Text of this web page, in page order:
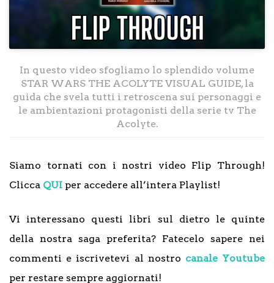
In questo video sfogliamo lo splendido volume
STAR WARS THE ACOLYTE VISUAL GUIDE, la
guida che svela tutti i retroscena sui personaggi e
le ambientazioni protagonisti della serie tv The
Acolyte.
Siamo tornati con i nostri video Flip Through!
Clicca QUI per accedere all’intera Playlist!
Vi interessano questi libri sul dietro le quinte
della nostra saga preferita? Fatecelo sapere nei
commenti e iscrivetevi al nostro canale Youtube
per restare sempre aggiornati!